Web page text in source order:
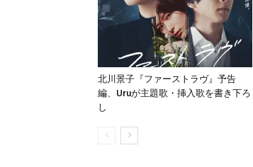
北川景子『ファーストラヴ』予告
編、Uruが主題歌・挿入歌を書き下ろ
し